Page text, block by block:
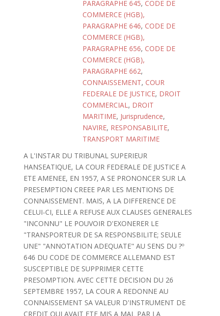
PARAGRAPHE 645, CODE DE
COMMERCE (HGB),
PARAGRAPHE 646, CODE DE
COMMERCE (HGB),
PARAGRAPHE 656, CODE DE
COMMERCE (HGB),
PARAGRAPHE 662,
CONNAISSEMENT, COUR
FEDERALE DE JUSTICE, DROIT
COMMERCIAL, DROIT
MARITIME, Jurisprudence,
NAVIRE, RESPONSABILITE,
TRANSPORT MARITIME
A L'INSTAR DU TRIBUNAL SUPERIEUR
HANSEATIQUE, LA COUR FEDERALE DE JUSTICE A
ETE AMENEE, EN 1957, A SE PRONONCER SUR LA
PRESEMPTION CREEE PAR LES MENTIONS DE
CONNAISSEMENT. MAIS, A LA DIFFERENCE DE
CELUI-CI, ELLE A REFUSE AUX CLAUSES GENERALES
"INCONNU" LE POUVOIR D'EXONERER LE
"TRANSPORTEUR DE SA RESPONSBILITE; SEULE
UNE" "ANNOTATION ADEQUATE" AU SENS DU ?º
646 DU CODE DE COMMERCE ALLEMAND EST
SUSCEPTIBLE DE SUPPRIMER CETTE
PRESOMPTION. AVEC CETTE DECISION DU 26
SEPTEMBRE 1957, LA COUR A REDONNE AU
CONNAISSEMENT SA VALEUR D'INSTRUMENT DE
CREDIT QUI AVAIT ETE MIS A MAL PAR LA